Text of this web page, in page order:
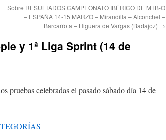
Sobre RESULTADOS CAMPEONATO IBÉRICO DE MTB-O
– ESPAÑA 14-15 MARZO – Mirandilla – Alconchel –
Barcarrota – Higuera de Vargas (Badajoz) →
y 1ª Liga Sprint (14 de
pruebas celebradas el pasado sábado día 14 de